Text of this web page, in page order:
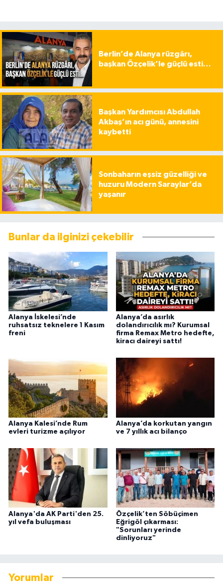
Berlin’de Alanya rüzgârı,
başkan Özçelik’le güçlü esti…
Başkan Yardımcısı Abdullah
Akbaş’ın acı günü, annesini
kaybetti
Sonbaharın eşsiz güzelliği ve
huzuru Modern Saraylar’da
yaşanır
Bunlar da ilginizi çekebilir
Alanya İskelesi’nde
ruhsatsız teknelere 1 Kasım
freni
Alanya’da asırlık
dolandırıcılık mı? Kurumsal
firma Remax Metro hedefte,
kiracı daireyi sattı!
Alanya Kalesi’nde Rum
evleri turizme açılıyor
Alanya’da korkutan yangın
ve 7 yıllık acı bilanço
Alanya'da AK Parti'den 25.
yıl vefa buluşması
Özçelik’ten Söbüçimen
Eğrigöl çıkarması:
"Sorunları yerinde
dinliyoruz"
Yorumlar